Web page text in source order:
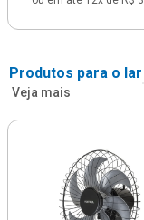
Produtos para o lar
Veja mais